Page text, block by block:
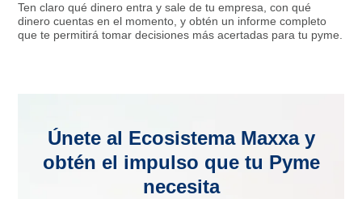
Ten claro qué dinero entra y sale de tu empresa, con qué
dinero cuentas en el momento, y obtén un informe completo
que te permitirá tomar decisiones más acertadas para tu pyme.
Únete al Ecosistema Maxxa y
obtén el impulso que tu Pyme
necesita